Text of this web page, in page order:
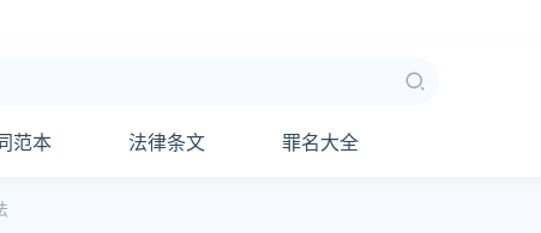
范本 法律条文 罪名大全